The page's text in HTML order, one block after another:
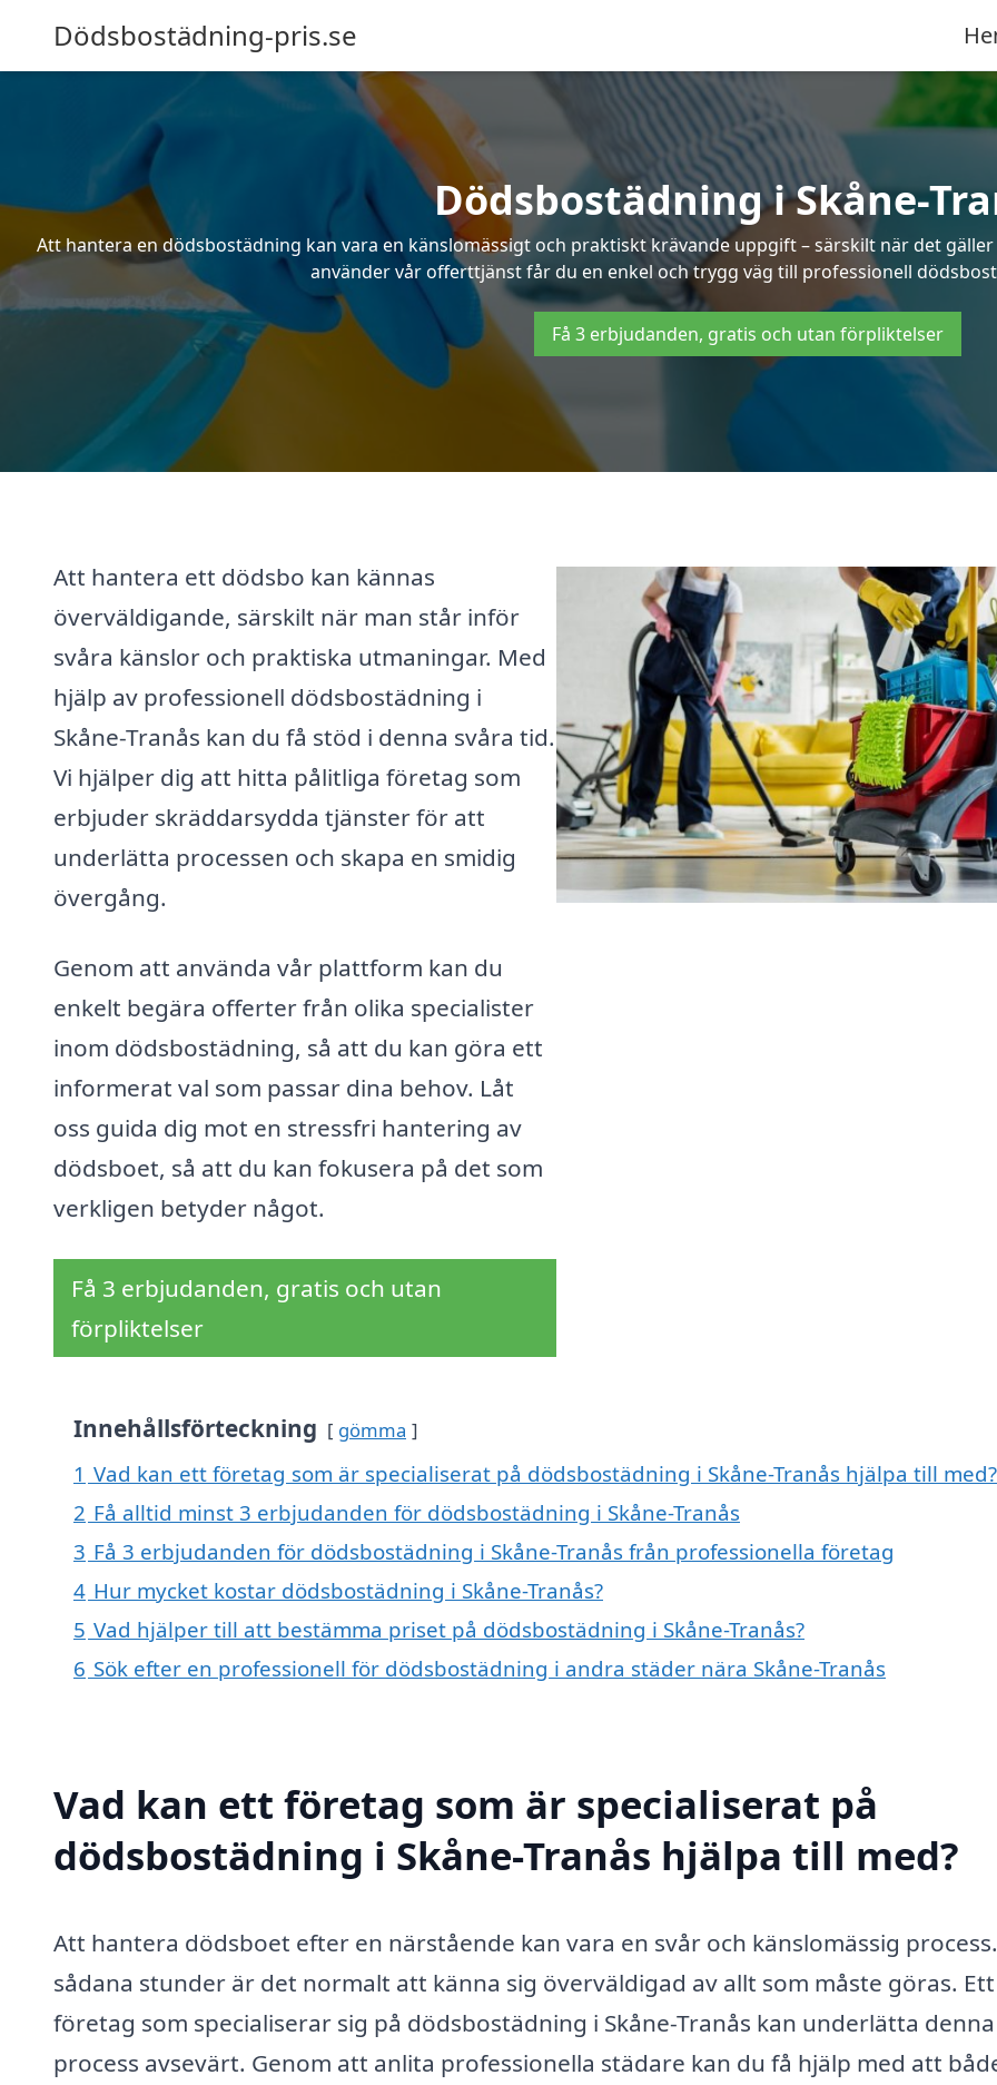
Dödsbostädning-pris.se
Dödsbostädning i Skåne-
Att hantera en dödsbostädning kan vara en känslomässigt och praktiskt krävande uppgift – särskilt när det
använder vår offerttjänst får du en enkel och trygg väg till professionell
Få 3 erbjudanden, gratis och utan förpliktelser
Att hantera ett dödsbo kan kännas
överväldigande, särskilt när man står inför
svåra känslor och praktiska utmaningar. Med
hjälp av professionell dödsbostädning i
Skåne-Tranås kan du få stöd i denna svåra tid.
Vi hjälper dig att hitta pålitliga företag som
erbjuder skräddarsydda tjänster för att
underlätta processen och skapa en smidig
övergång.
Genom att använda vår plattform kan du
enkelt begära offerter från olika specialister
inom dödsbostädning, så att du kan göra ett
informerat val som passar dina behov. Låt
oss guida dig mot en stressfri hantering av
dödsboet, så att du kan fokusera på det som
verkligen betyder något.
Få 3 erbjudanden, gratis och utan
förpliktelser
Innehållsförteckning gömma
1 Vad kan ett företag som är specialiserat på dödsbostädning i Skåne-Tranås hjälpa till med?
2 Få alltid minst 3 erbjudanden för dödsbostädning i Skåne-Tranås
3 Få 3 erbjudanden för dödsbostädning i Skåne-Tranås från professionella företag
4 Hur mycket kostar dödsbostädning i Skåne-Tranås?
5 Vad hjälper till att bestämma priset på dödsbostädning i Skåne-Tranås?
6 Sök efter en professionell för dödsbostädning i andra städer nära Skåne-Tranås
Vad kan ett företag som är specialiserat på
dödsbostädning i Skåne-Tranås hjälpa till med?
Att hantera dödsboet efter en närstående kan vara en svår och känslomässig
sådana stunder är det normalt att känna sig överväldigad av allt som måste göras. Ett
företag som specialiserar sig på dödsbostädning i Skåne-Tranås kan underlätta denna
process avsevärt. Genom att anlita professionella städare kan du få hjälp med att